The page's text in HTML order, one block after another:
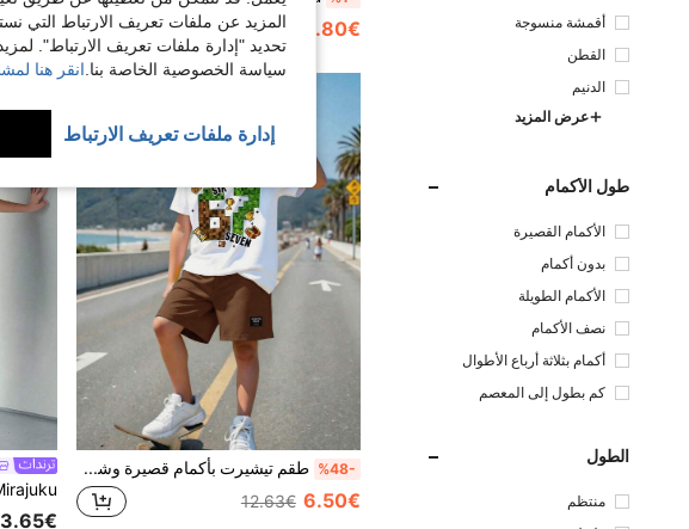
أقمشة منسوجة
القطن
الدنيم
عرض المزيد
طول الأكمام
الأكمام القصيرة
بدون أكمام
الأكمام الطويلة
نصف الأكمام
أكمام بثلاثة أرباع الأطوال
كم بطول إلى المعصم
الطول
منتظم
14.80€
14.99€
%48- طقم تيشيرت بأكمام قصيرة وشورت للأولاد المراهقين، ملابس كاجوال مريحة وبسيطة
6.50€
12.63€
المزيد عن ملفات تعريف الارتباط التي
تحديد "إدارة ملفات تعريف الارتباط".
سياسة الخصوصية الخاصة بنا. انقر هنا
إدارة ملفات تعريف الارتباط